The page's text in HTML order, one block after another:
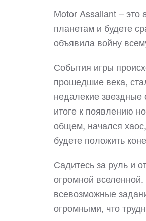
Motor Assailant – это
планетам и будете
объявила войну
События игры
прошедшие века,
недалекие
итоге к появлению
общем, начался
будете положить
Садитесь за руль и
огромной
всевозможные
огромными, что